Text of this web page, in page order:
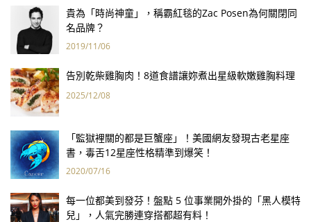
貴為「時尚神童」，稱霸紅毯的Zac Posen為何關閉同
名品牌？
2019/11/06
告別乾柴雞胸肉！8道食譜讓妳煮出星級軟嫩雞胸料理
2025/12/08
「監獄裡關的都是巨蟹座」！美國網友發現古老星座
書，毒舌12星座性格精準到爆笑！
2020/07/16
每一位都美到發芬！盤點 5 位事業開外掛的「黑人模特
兒」，人氣完勝連穿搭都超有料！